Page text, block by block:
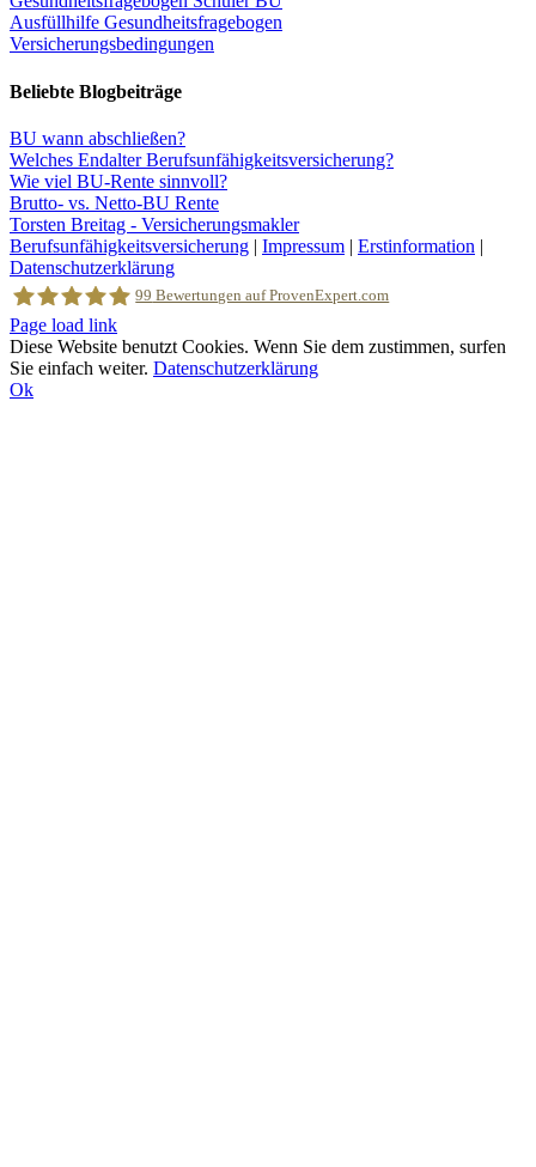
Ausfüllhilfe Gesundheitsfragebogen
Versicherungsbedingungen
Beliebte Blogbeiträge
BU wann abschließen?
Welches Endalter Berufsunfähigkeitsversicherung?
Wie viel BU-Rente sinnvoll?
Brutto- vs. Netto-BU Rente
Torsten Breitag - Versicherungsmakler
Berufsunfähigkeitsversicherung | Impressum | Erstinformation |
Datenschutzerklärung
Torsten Breitag Versicherungsmakler
99 Bewertungen auf ProvenExpert.com
Facebook
Page load link
Diese Website benutzt Cookies. Wenn Sie dem zustimmen, surfen
Sie einfach weiter. Datenschutzerklärung
Ok